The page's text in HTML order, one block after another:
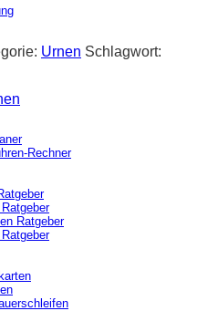
Rechner
Ratgeber
Urnen Schlagwort: